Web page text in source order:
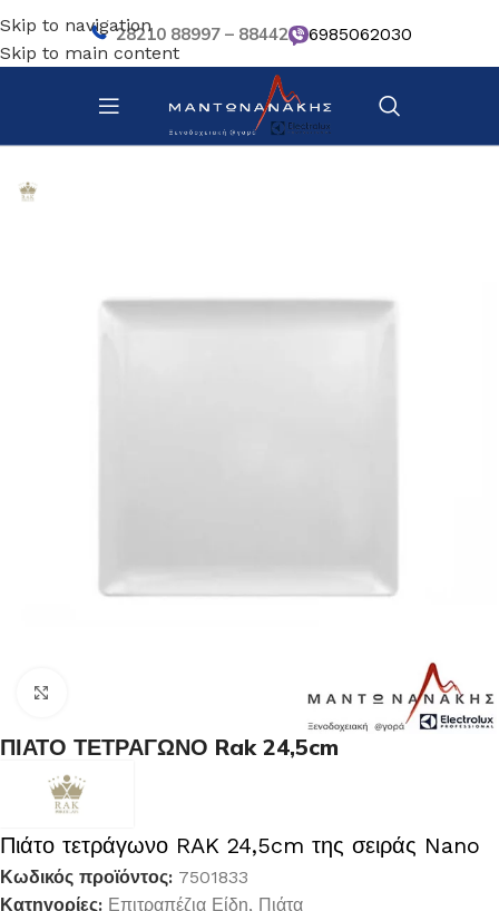
Skip to navigation
Skip to main content
28210 88997 – 88442 6985062030
Αρχική σελίδα/ Επιτραπέζια Είδη/ Πιάτα
ΠΙΑΤΟ ΤΕΤΡΑΓΩΝΟ Rak 24,5cm
Πιάτο τετράγωνο RAK 24,5cm της σειράς Nano
Κωδικός προϊόντος: 7501833
Κατηγορίες: Επιτραπέζια Είδη, Πιάτα